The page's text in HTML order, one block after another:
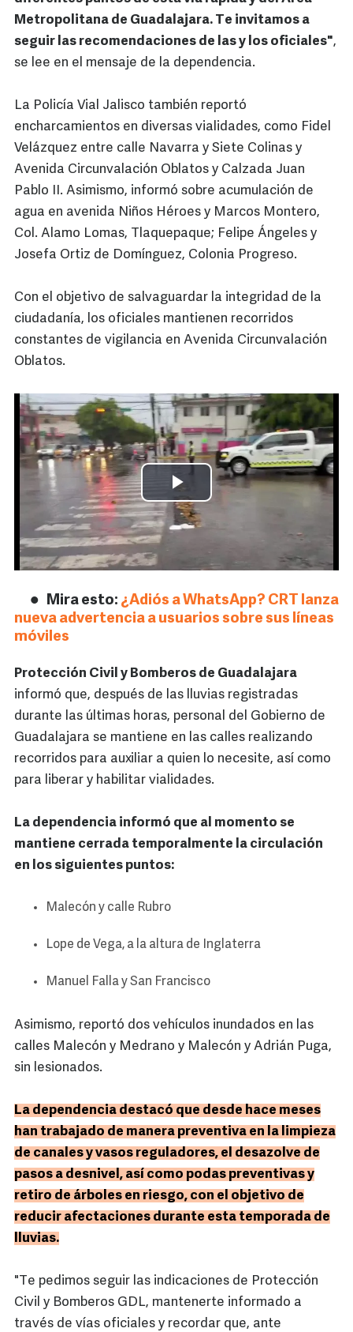
Metropolitana de Guadalajara. Te invitamos a
seguir las recomendaciones de las y los oficiales",
se lee en el mensaje de la dependencia.
La Policía Vial Jalisco también reportó
encharcamientos en diversas vialidades, como Fidel
Velázquez entre calle Navarra y Siete Colinas y
Avenida Circunvalación Oblatos y Calzada Juan
Pablo II. Asimismo, informó sobre acumulación de
agua en avenida Niños Héroes y Marcos Montero,
Col. Alamo Lomas, Tlaquepaque; Felipe Ángeles y
Josefa Ortiz de Domínguez, Colonia Progreso.
Con el objetivo de salvaguardar la integridad de la
ciudadanía, los oficiales mantienen recorridos
constantes de vigilancia en Avenida Circunvalación
Oblatos.
Mira esto: ¿Adiós a WhatsApp? CRT lanza
nueva advertencia a usuarios sobre sus líneas
móviles
Protección Civil y Bomberos de Guadalajara
informó que, después de las lluvias registradas
durante las últimas horas, personal del Gobierno de
Guadalajara se mantiene en las calles realizando
recorridos para auxiliar a quien lo necesite, así como
para liberar y habilitar vialidades.
La dependencia informó que al momento se
mantiene cerrada temporalmente la circulación
en los siguientes puntos:
Malecón y calle Rubro
Lope de Vega, a la altura de Inglaterra
Manuel Falla y San Francisco
Asimismo, reportó dos vehículos inundados en las
calles Malecón y Medrano y Malecón y Adrián Puga,
sin lesionados.
La dependencia destacó que desde hace meses
han trabajado de manera preventiva en la limpieza
de canales y vasos reguladores, el desazolve de
pasos a desnivel, así como podas preventivas y
retiro de árboles en riesgo, con el objetivo de
reducir afectaciones durante esta temporada de
lluvias.
"Te pedimos seguir las indicaciones de Protección
Civil y Bomberos GDL, mantenerte informado a
través de vías oficiales y recordar que, ante